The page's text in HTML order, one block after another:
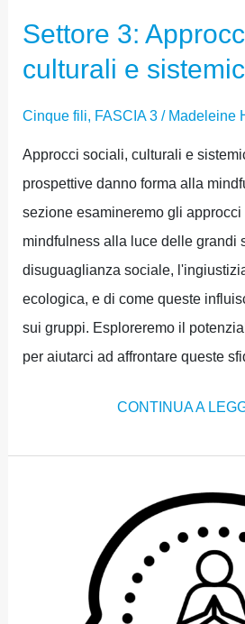
Settore 3:
culturali e
Cinque fili, FASCIA 3/ Madeleine
Approcci sociali, culturali e
prospettive danno forma alla
sezione esamineremo gli approcci
mindfulness alla luce delle grandi
disuguaglianza sociale,
ecologica, e di come queste
sui gruppi. Esploreremo il
per aiutarci ad affrontare queste
CONTINUA A
SETTORE
2:
CONTEMPLATIVO,
FILOSOFICO
E